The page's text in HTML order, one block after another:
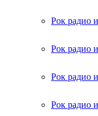
Рок радио
Рок радио
Рок радио
Рок радио